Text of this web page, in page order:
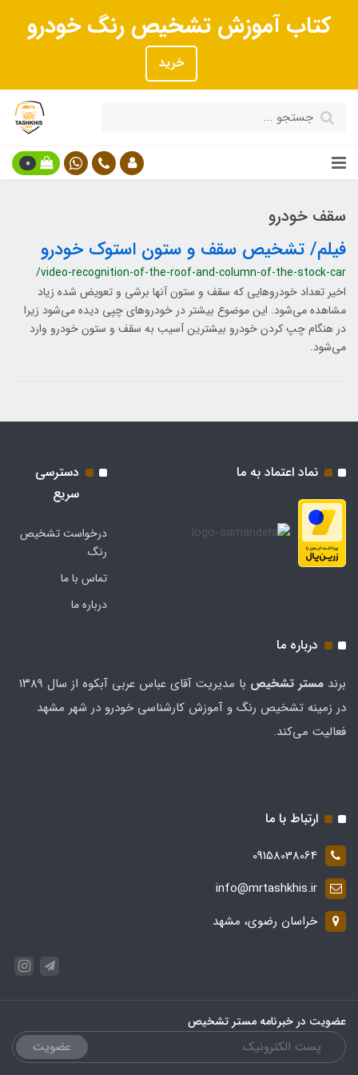
کتاب آموزش تشخیص رنگ خودرو
خرید
0
سقف خودرو
فیلم/ تشخیص سقف و ستون استوک خودرو
/video-recognition-of-the-roof-and-column-of-the-stock-car
اخیر تعداد خودروهایی که سقف و ستون آنها برشی و تعویض شده زیاد
مشاهده می‌شود. این موضوع بیشتر در خودروهای چپی دیده می‌شود زیرا
در هنگام چپ کردن خودرو بیشترین آسیب به سقف و ستون خودرو وارد
می‌شود.
نماد اعتماد به ما
دسترسی
سریع
درخواست تشخیص
رنگ
تماس با ما
درباره ما
درباره ما
برند مستر تشخيص
با مدیریت آقای عباس عربی آبکوه از سال ۱۳۸۹
در زمینه تشخیص رنگ و آموزش کارشناسی خودرو در شهر مشهد
فعالیت می‌کند.
ارتباط با ما
09158038064
info@mrtashkhis.ir
خراسان رضوی، مشهد
عضویت در خبرنامه مستر تشخیص
عضویت